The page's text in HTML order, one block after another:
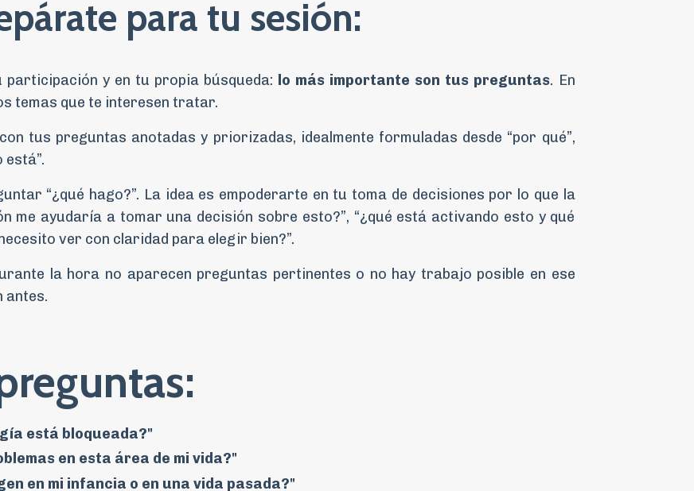
para tu sesión:
y en tu propia búsqueda: lo más importante son tus preguntas. En
temas que te interesen tratar.
tus preguntas anotadas y priorizadas, idealmente formuladas desde “por qué”,
está”.
“¿qué hago?”. La idea es empoderarte en tu toma de decisiones por lo que la
me ayudaría a tomar una decisión sobre esto?”, “¿qué está activando esto y qué
ver con claridad para elegir bien?”.
la hora no aparecen preguntas pertinentes o no hay trabajo posible en ese
antes.
está bloqueada?"
en esta área de mi vida?"
en mi infancia o en una vida pasada?"